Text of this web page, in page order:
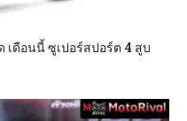
เดือนนี้ ซูเปอร์สปอร์ต 4 สูบ